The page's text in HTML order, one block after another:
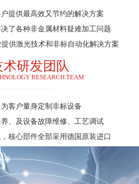
提供最高效又节约的解决方案
了各种非金属材料疑难加工问题
供激光技术和非标自动化解决方案
研发团队
RESEARCH TEAM
客户量身定制非标设备
、及设备故障维修、工艺调试
核心部件全部采用德国原装进口